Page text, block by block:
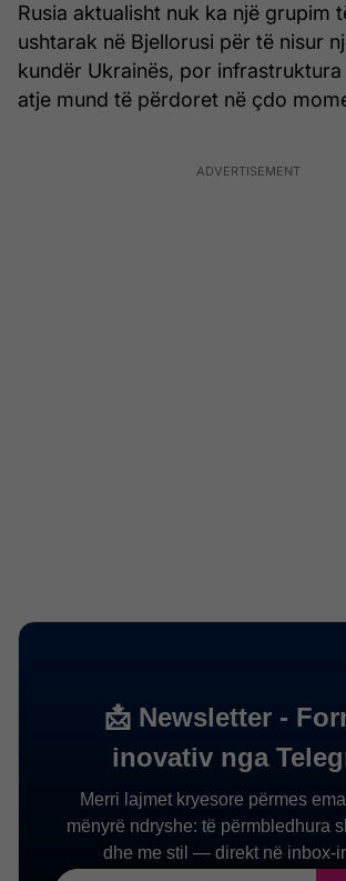
Rusia aktualisht nuk ka një grupim
ushtarak në Bjellorusi për të nisur
kundër Ukrainës, por
atje mund të përdoret në çdo